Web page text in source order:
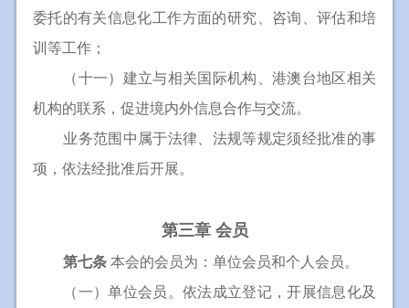
委托的有关信息化工作方面的研究、咨询、评估和培
训等工作；
（十一）建立与相关国际机构、港澳台地区相关
机构的联系，促进境内外信息合作与交流。
业务范围中属于法律、法规等规定须经批准的事
项，依法经批准后开展。
第三章 会员
第七条本会的会员为：单位会员和个人会员。
（一）单位会员。依法成立登记，开展信息化及